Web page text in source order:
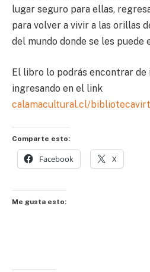
lugar seguro para ellas,
para volver a vivir a las orillas
del mundo donde se les puede
El libro lo podrás encontrar de
ingresando en el link
calamacultural.cl/
Comparte esto:
Facebook X
Me gusta esto: